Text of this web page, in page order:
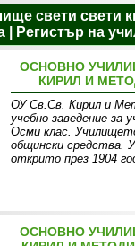
свети свети
| Регистър на
ОСНОВНО
КИРИЛ И
ОУ Св.Св. Кирил и
учебно заведение за
Осми клас.
общински средства.
открито през 1904
ОСНОВНО